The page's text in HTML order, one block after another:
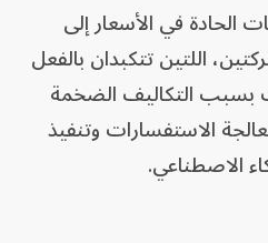
الحادة في الأسعار إلى
اللتين تتكبدان بالفعل
بسبب التكاليف الضخمة
الاستفسارات وتنفيذ
الاصطناعي.